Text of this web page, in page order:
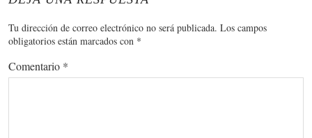
Tu dirección de correo electrónico no será publicada. Los campos
obligatorios están marcados con *
Comentario *